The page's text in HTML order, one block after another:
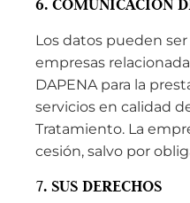
6. COMUNICACIÓN
Los datos pueden
empresas
DAPENA para la
servicios en calidad
Tratamiento. La
cesión, salvo por
7. SUS DERECHOS